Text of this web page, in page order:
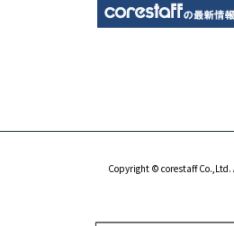
Copyright © corestaff Co.,Ltd.